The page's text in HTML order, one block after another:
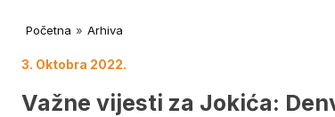
Početna » Arhiva
3. Oktobra 2022.
Važne vijesti za Jokića: